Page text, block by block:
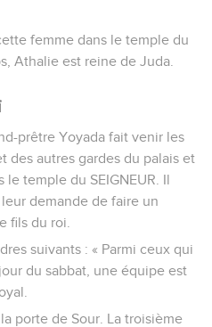
femme dans le temple du
Athalie est reine de Juda.
prêtre Yoyada fait venir les
des autres gardes du palais et
temple du SEIGNEUR. Il
demande de faire un
fils du roi.
suivants : « Parmi ceux qui
du sabbat, une équipe est
porte de Sour. La troisième